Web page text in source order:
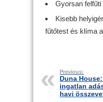
Gyorsan
Kisebb
fűtőtest és klíma
Previous:
Duna
ingatlan
havi